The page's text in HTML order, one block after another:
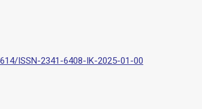
ISSN-2341-6408-IK-2025-01-00